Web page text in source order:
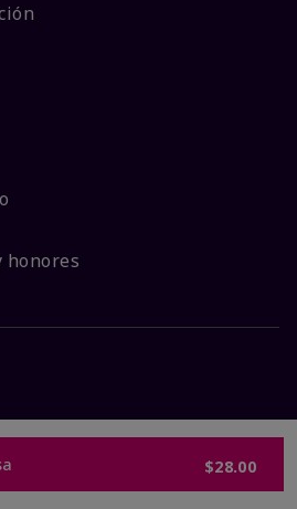
$28.00
honores